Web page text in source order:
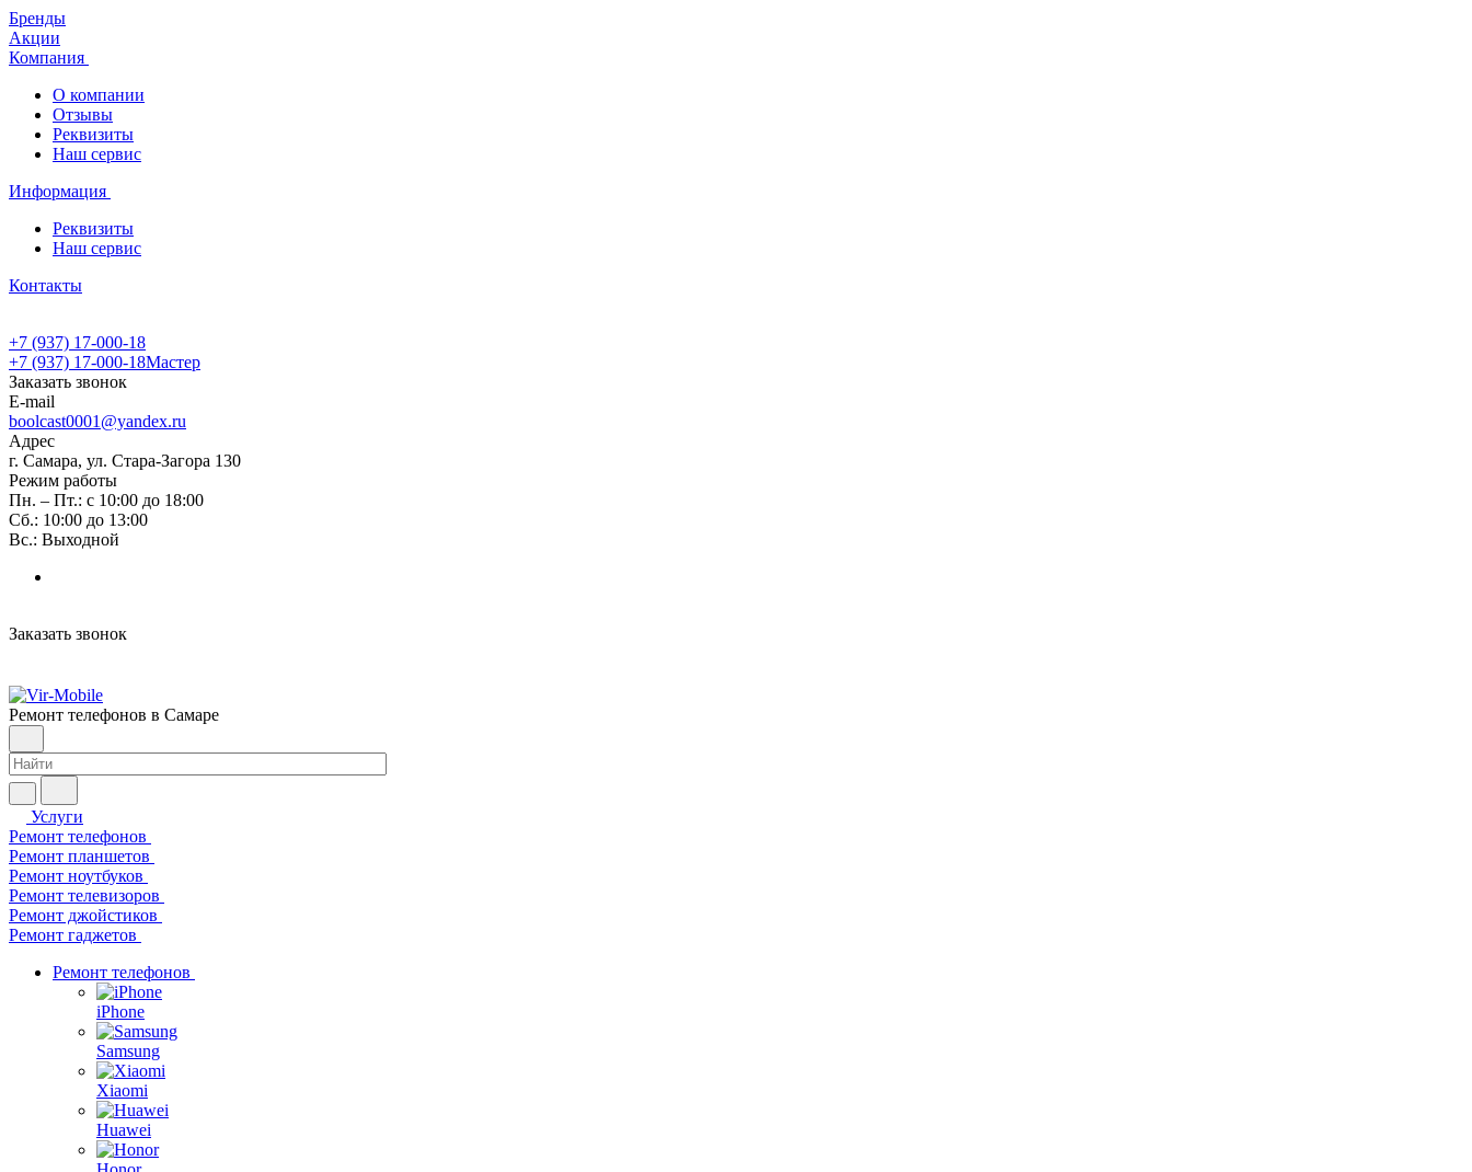
Бренды
Акции
Компания
О компании
Отзывы
Реквизиты
Наш сервис
Информация
Реквизиты
Наш сервис
Контакты
+7 (937) 17-000-18
+7 (937) 17-000-18Мастер
Заказать звонок
E-mail
boolcast0001@yandex.ru
Адрес
г. Самара, ул. Стара-Загора 130
Режим работы
Пн. – Пт.: с 10:00 до 18:00
Сб.: 10:00 до 13:00
Вс.: Выходной
Заказать звонок
Ремонт телефонов в Самаре
Услуги
Ремонт телефонов
Ремонт планшетов
Ремонт ноутбуков
Ремонт телевизоров
Ремонт джойстиков
Ремонт гаджетов
Ремонт телефонов
iPhone
Samsung
Xiaomi
Huawei